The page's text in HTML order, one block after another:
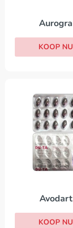
Aurogra
KOOP NU
Avodart
KOOP NU